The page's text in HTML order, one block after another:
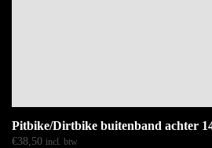
Pitbike/Dirtbike buitenband achter
€38,50 incl. btw